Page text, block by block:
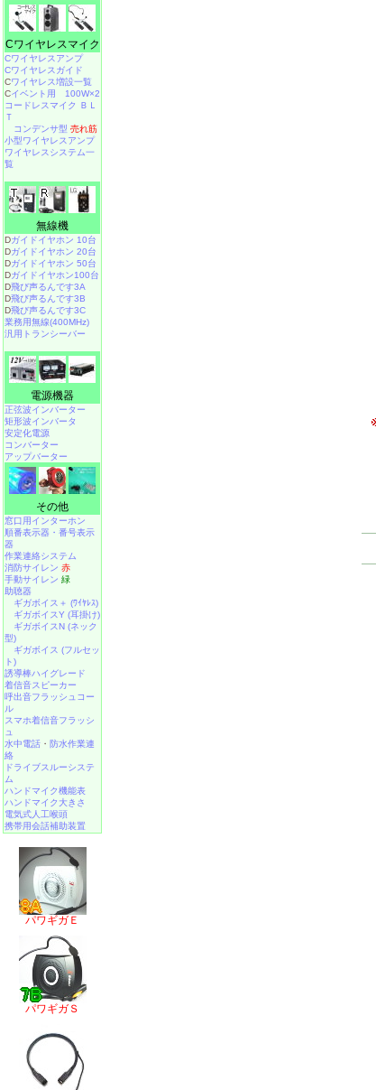
Cワイヤレスマイク
Cワイヤレスアンプ
Cワイヤレスガイド
Cワイヤレス増設一覧
Cイベント用 100W×2
コードレスマイク ＢＬ
Ｔ
コンデンサ型 売れ筋
小型ワイヤレスアンプ
ワイヤレスシステム一
覧
無線機
Dガイドイヤホン 10台
Dガイドイヤホン 20台
Dガイドイヤホン 50台
Dガイドイヤホン100台
D飛び声るんです3A
D飛び声るんです3B
D飛び声るんです3C
業務用無線(400MHz)
汎用トランシーバー
電源機器
正弦波インバーター
矩形波インバータ
安定化電源
コンバーター
アップバーター
その他
窓口用インターホン
順番表示器・番号表示
器
作業連絡システム
消防サイレン 赤
手動サイレン 緑
助聴器
ギガボイス＋ (ﾜｲﾔﾚｽ)
ギガボイスY (耳掛け)
ギガボイスN (ネック
型)
ギガボイス (フルセッ
ト)
誘導棒ハイグレード
着信音スピーカー
呼出音フラッシュコー
ル
スマホ着信音フラッシ
ュ
水中電話 ・ 防水作業連
絡
ドライブスルーシステ
ム
ハンドマイク機能表
ハンドマイク大きさ
電気式人工喉頭
携帯用会話補助装置
パワギガＥ
パワギガＳ